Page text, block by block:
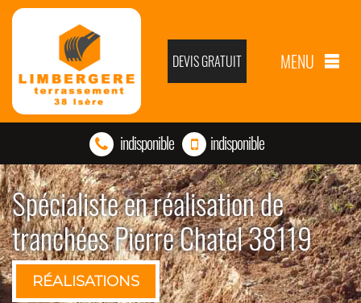
DEVIS GRATUIT MENU
indisponible indisponible
Spécialiste en réalisation de
tranchées Pierre Chatel 38119
RÉALISATIONS